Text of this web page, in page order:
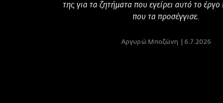
της για τα ζητήματα που εγείρει αυτό το έργο
που τα προσέγγισε.
Αργυρώ Μποζώνη 6.7.2026